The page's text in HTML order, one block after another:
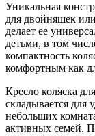
Уникальная
для двойняшек
делает ее
детьми, в том
компактность
комфортным как
Кресло коляска
складывается для
небольших
активных семей.